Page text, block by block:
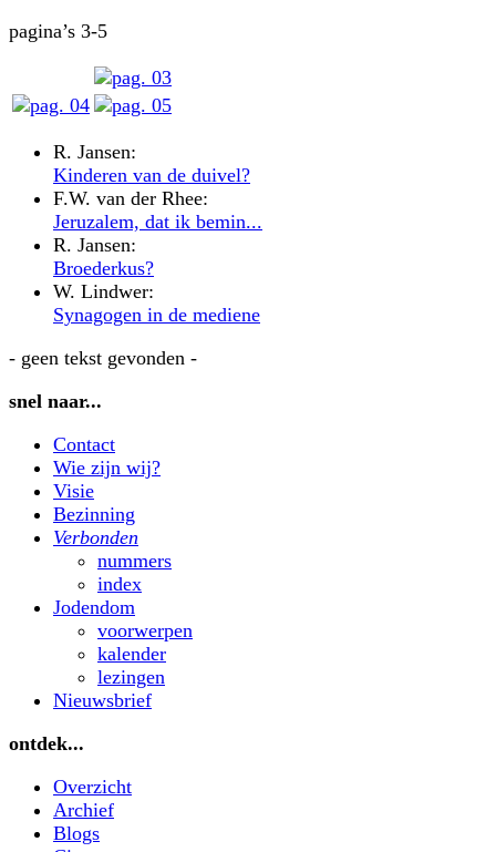
pagina’s 3-5
R. Jansen:
Kinderen van de duivel?
F.W. van der Rhee:
Jeruzalem, dat ik bemin...
R. Jansen:
Broederkus?
W. Lindwer:
Synagogen in de mediene
- geen tekst gevonden -
snel naar...
Contact
Wie zijn wij?
Visie
Bezinning
Verbonden
nummers
index
Jodendom
voorwerpen
kalender
lezingen
Nieuwsbrief
ontdek...
Overzicht
Archief
Blogs